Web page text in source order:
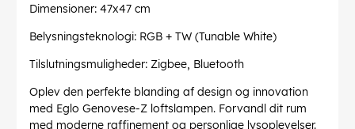
Dimensioner: 47x47 cm
Belysningsteknologi: RGB + TW (Tunable White)
Tilslutningsmuligheder: Zigbee, Bluetooth
Oplev den perfekte blanding af design og innovation
med Eglo Genovese-Z loftslampen. Forvandl dit rum
med moderne raffinement og personlige lysoplevelser.